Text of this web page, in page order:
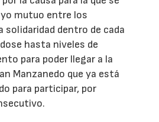
mutuo entre los
solidaridad dentro de cada
hasta niveles de
para poder llegar a la
Manzanedo que ya está
para participar, por